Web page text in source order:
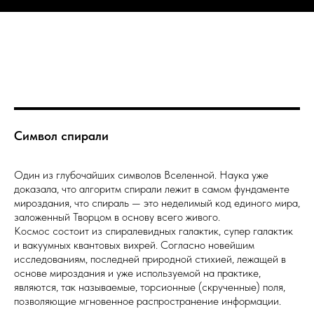
Символ спирали
Один из глубочайших символов Вселенной. Наука уже
доказала, что алгоритм спирали лежит в самом фундаменте
мироздания, что спираль — это неделимый код единого мира,
заложенный Творцом в основу всего живого.
Космос состоит из спиралевидных галактик, супер галактик
и вакуумных квантовых вихрей. Согласно новейшим
исследованиям, последней природной стихией, лежащей в
основе мироздания и уже используемой на практике,
являются, так называемые, торсионные (скрученные) поля,
позволяющие мгновенное распространение информации.